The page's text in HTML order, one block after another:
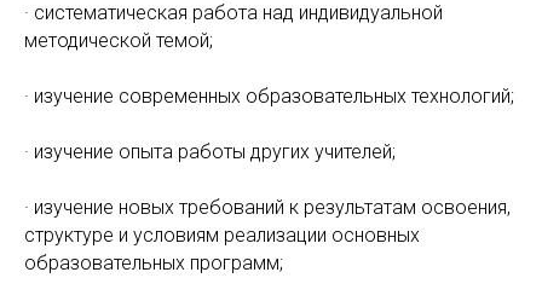
· систематическая работа над индивидуальной
методической темой;
· изучение современных образовательных технологий;
· изучение опыта работы других учителей;
· изучение новых требований к результатам освоения,
структуре и условиям реализации основных
образовательных программ;